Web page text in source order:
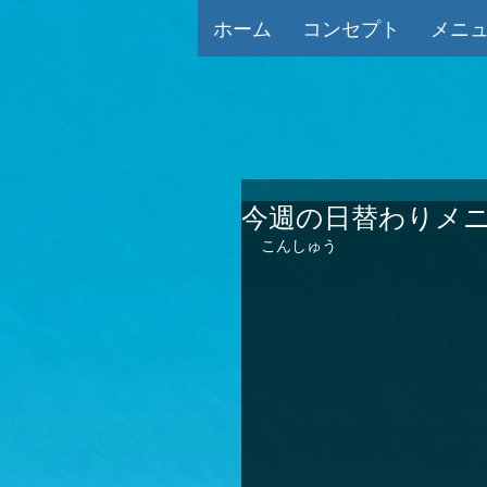
ホーム コンセプト メニ
今週の日替わりメ
こんしゅう